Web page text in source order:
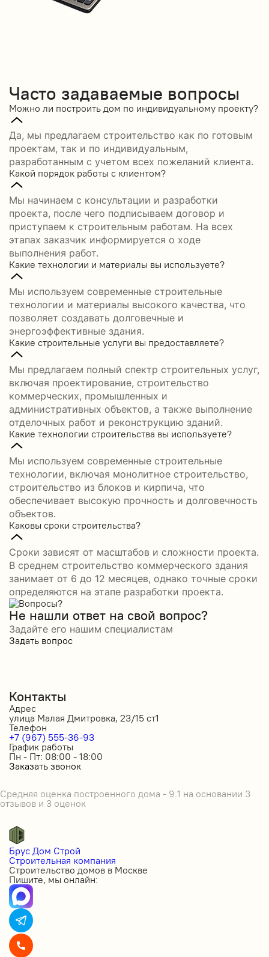
Часто задаваемые вопросы
Можно ли построить дом по индивидуальному проекту?
Да, мы предлагаем строительство как по готовым
проектам, так и по индивидуальным,
разработанным с учетом всех пожеланий клиента.
Какой порядок работы с клиентом?
Мы начинаем с консультации и разработки
проекта, после чего подписываем договор и
приступаем к строительным работам. На всех
этапах заказчик информируется о ходе
выполнения работ.
Какие технологии и материалы вы используете?
Мы используем современные строительные
технологии и материалы высокого качества, что
позволяет создавать долговечные и
энергоэффективные здания.
Какие строительные услуги вы предоставляете?
Мы предлагаем полный спектр строительных услуг,
включая проектирование, строительство
коммерческих, промышленных и
административных объектов, а также выполнение
отделочных работ и реконструкцию зданий.
Какие технологии строительства вы используете?
Мы используем современные строительные
технологии, включая монолитное строительство,
строительство из блоков и кирпича, что
обеспечивает высокую прочность и долговечность
объектов.
Каковы сроки строительства?
Сроки зависят от масштабов и сложности проекта.
В среднем строительство коммерческого здания
занимает от 6 до 12 месяцев, однако точные сроки
определяются на этапе разработки проекта.
Не нашли ответ на свой вопрос?
Задайте его нашим специалистам
Задать вопрос
Контакты
Адрес
улица Малая Дмитровка, 23/15 ст1
Телефон
+7 (967) 555-36-93
График работы
Пн - Пт: 08:00 - 18:00
Заказать звонок
Средняя оценка построенного дома - 9.1 на основании 3
отзывов и 3 оценок
Брус Дом Строй
Строительная компания
Строительство домов в Москве
Пишите, мы онлайн: